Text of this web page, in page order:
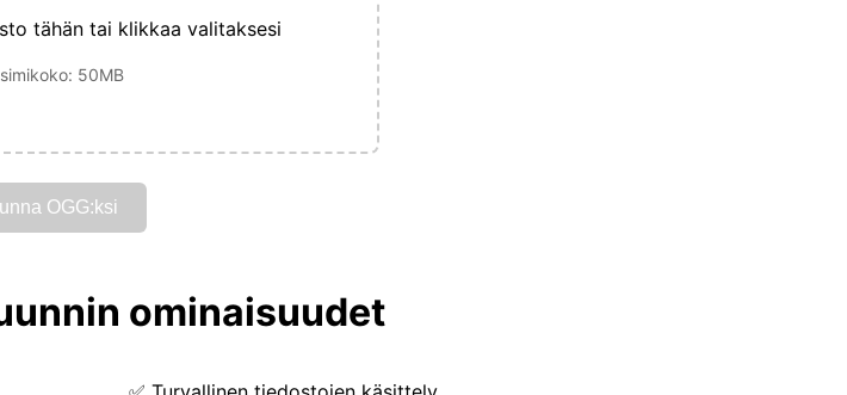
tähän tai klikkaa valitaksesi
50MB
OGG:ksi
ominaisuudet